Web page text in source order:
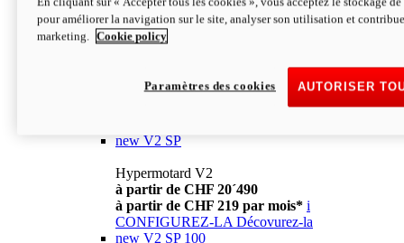
à partir de CHF 13´990 i
CONFIGUREZ-LA Décovurez-la
newV2
à partir de CHF 15´990
à partir de CHF 169 par mois* i
new V2 SP
Hypermotard V2
à partir de CHF 20´490
à partir de CHF 219 par mois* i
CONFIGUREZ-LA Décovurez-la
new V2 SP 100
pour améliorer la navigation sur le site, analyser son utilisation et
marketing.
Cookie policy
AUTORISER
Paramètres des cookies